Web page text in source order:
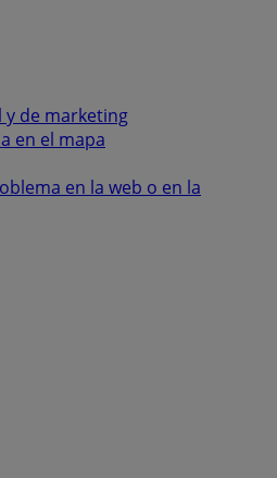
y de marketing
en el mapa
en la web o en la